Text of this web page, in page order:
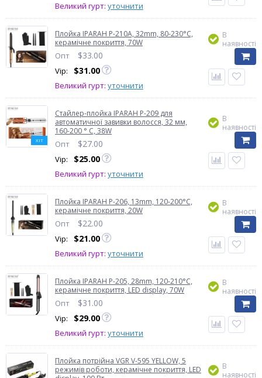
Великий гурт: уточнити
Плойка IPARAH P-210A, 32mm, 80-230°C,
керамічне покриття, 70W
Опт $33.00
Vip: $31.00
Великий гурт: уточнити
В
наявності
ХІТ
Стайлер-плойка IPARAH P-209 для
автоматичної завивки волосся, 32 мм,
160-200 ° C, 38W
Опт $27.00
Vip: $25.00
Великий гурт: уточнити
В
наявності
Плойка IPARAH P-206, 13mm, 120-200°C,
керамічне покриття, 20W
Опт $22.00
Vip: $21.00
Великий гурт: уточнити
В
наявності
Плойка IPARAH P-205, 28mm, 120-210°C,
керамічне покриття, LED display, 70W
Опт $31.00
Vip: $29.00
Великий гурт: уточнити
В
наявності
Плойка потрійна VGR V-595 YELLOW, 5
режимів роботи, керамічне покриття, LED
В
наявності